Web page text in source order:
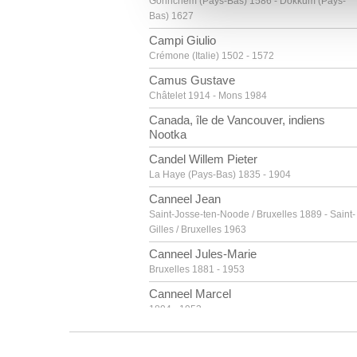
vous leur avez fournies ou
Bas) 1627
Campi Giulio
Crémone (Italie) 1502 - 1572
Camus Gustave
Châtelet 1914 - Mons 1984
Canada, île de Vancouver, indiens
Nootka
Candel Willem Pieter
La Haye (Pays-Bas) 1835 - 1904
Canneel Jean
Saint-Josse-ten-Noode / Bruxelles 1889 - Saint-
Gilles / Bruxelles 1963
Canneel Jules-Marie
Bruxelles 1881 - 1953
Canneel Marcel
1894 - 1953
Canneel Théodore-Joseph